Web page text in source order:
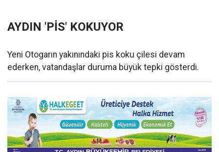
AYDIN 'PİS' KOKUYOR
Yeni Otogarın yakınındaki pis koku çilesi devam
ederken, vatandaşlar duruma büyük tepki gösterdi.